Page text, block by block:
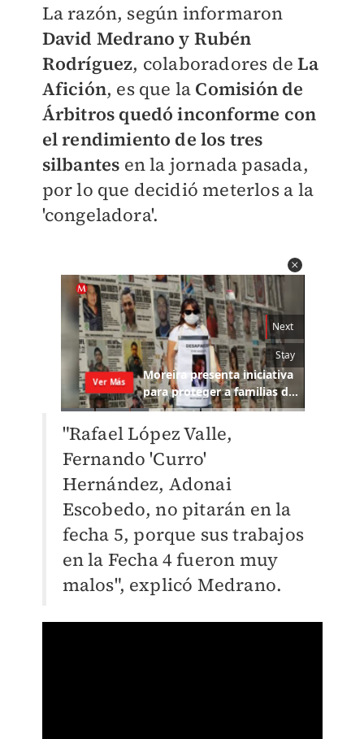
La razón, según informaron
David Medrano y Rubén
Rodríguez, colaboradores deLa
Afición, es que la Comisión de
Árbitros quedó inconforme con
el rendimiento de los tres
silbantes en la jornada pasada,
por lo que decidió meterlos a la
'congeladora'.
"Rafael López Valle,
Fernando 'Curro'
Hernández, Adonai
Escobedo, no pitarán en la
fecha 5, porque sus trabajos
en la Fecha 4 fueron muy
malos", explicó Medrano.